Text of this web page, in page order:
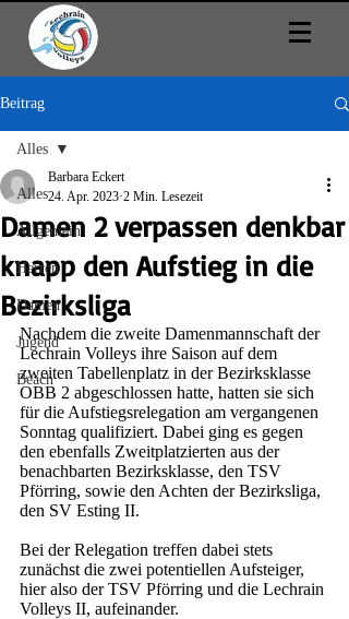
Beitrag
Alles
Allgemein
Herren
Damen
Jugend
Beach
Alles
Damen 2 verpassen denkbar
knapp den Aufstieg in die
Bezirksliga
Barbara Eckert
24. Apr. 2023 2 Min. Lesezeit
Nachdem die zweite Damenmannschaft der
Lechrain Volleys ihre Saison auf dem
zweiten Tabellenplatz in der Bezirksklasse
OBB 2 abgeschlossen hatte, hatten sie sich
für die Aufstiegsrelegation am vergangenen
Sonntag qualifiziert. Dabei ging es gegen
den ebenfalls Zweitplatzierten aus der
benachbarten Bezirksklasse, den TSV
Pförring, sowie den Achten der Bezirksliga,
den SV Esting II.
Bei der Relegation treffen dabei stets
zunächst die zwei potentiellen Aufsteiger,
hier also der TSV Pförring und die Lechrain
Volleys II, aufeinander.